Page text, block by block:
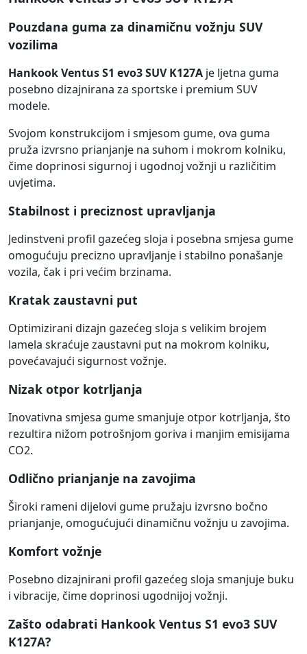
Pouzdana guma za dinamičnu vožnju SUV
vozilima
Hankook Ventus S1 evo3 SUV K127A je ljetna guma
posebno dizajnirana za sportske i premium SUV
modele.
Svojom konstrukcijom i smjesom gume, ova guma
pruža izvrsno prianjanje na suhom i mokrom kolniku,
čime doprinosi sigurnoj i ugodnoj vožnji u različitim
uvjetima.
Stabilnost i preciznost upravljanja
Jedinstveni profil gazećeg sloja i posebna smjesa gume
omogućuju precizno upravljanje i stabilno ponašanje
vozila, čak i pri većim brzinama.
Kratak zaustavni put
Optimizirani dizajn gazećeg sloja s velikim brojem
lamela skraćuje zaustavni put na mokrom kolniku,
povećavajući sigurnost vožnje.
Nizak otpor kotrljanja
Inovativna smjesa gume smanjuje otpor kotrljanja, što
rezultira nižom potrošnjom goriva i manjim emisijama
CO2.
Odlično prianjanje na zavojima
Široki rameni dijelovi gume pružaju izvrsno bočno
prianjanje, omogućujući dinamičnu vožnju u zavojima.
Komfort vožnje
Posebno dizajnirani profil gazećeg sloja smanjuje buku
i vibracije, čime doprinosi ugodnijoj vožnji.
Zašto odabrati Hankook Ventus S1 evo3 SUV
K127A?